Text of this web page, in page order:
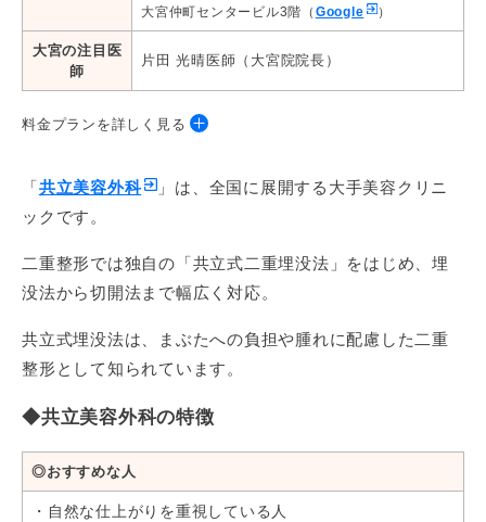
大宮仲町センタービル3階（ Google ）
大宮の注目医
師
片田 光晴医師（大宮院院長）
料金プランを詳しく見る
◆埋没法
共立式二重埋没P-PL挙筋法 66,000円
別途33,000
共立式二重埋没 P-PL 瞼板法 66,000円
別途33,000
◆切開法
プラン 料金
「共立美容外科
」は、全国に展開する大手美容クリニ
ックです。
二重整形では独自の「共立式二重埋没法」をはじめ、埋
没法から切開法まで幅広く対応。
共立式埋没法は、まぶたへの負担や腫れに配慮した二重
整形として知られています。
◆共立美容外科の特徴
◎おすすめな人
・自然な仕上がりを重視している人